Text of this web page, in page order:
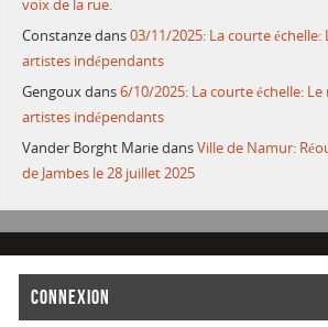
voix de la rue.
Constanzedans03/11/2025: La courte échelle:
artistes indépendants
Gengouxdans6/10/2025: La courte échelle:
artistes indépendants
Vander Borght MariedansVille de Namur:
de Jambes le 28 juillet 2025
CONNEXION